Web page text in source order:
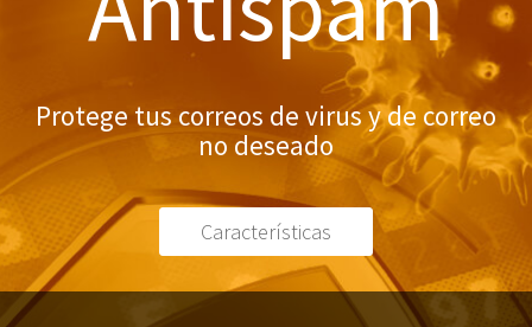
Protege tus correos de virus y de correo
no deseado
Características